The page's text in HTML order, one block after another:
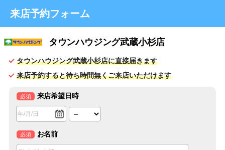
来店予約フォーム
タウンハウジング武蔵小杉店
タウンハウジング武蔵小杉店に直接届きます
来店予約すると待ち時間無くご来店いただけます
必須 来店希望日時
必須 お名前